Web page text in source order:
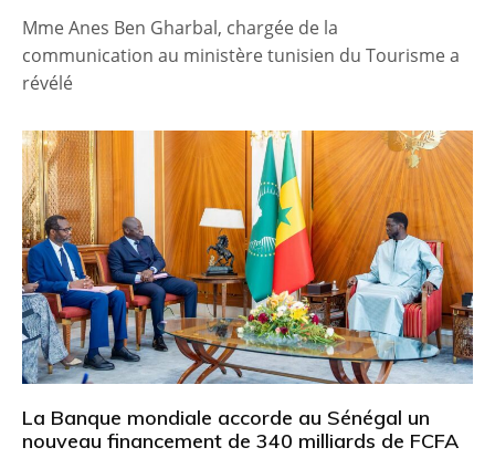
Mme Anes Ben Gharbal, chargée de la
communication au ministère tunisien du Tourisme a
révélé
La Banque mondiale accorde au Sénégal un
nouveau financement de 340 milliards de FCFA